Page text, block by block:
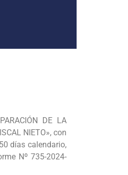
DE LA
NIETO», con
días calendario,
Nº 735-2024-